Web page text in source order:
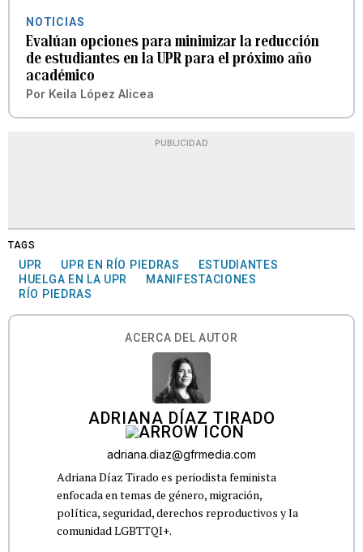
NOTICIAS
Evalúan opciones para minimizar la reducción
de estudiantes en la UPR para el próximo año
académico
Por Keila López Alicea
PUBLICIDAD
TAGS
UPR UPR EN RÍO PIEDRAS
ESTUDIANTES
HUELGA EN LA UPR
MANIFESTACIONES
RÍO PIEDRAS
ACERCA DEL AUTOR
ADRIANA DÍAZ TIRADO
adriana.diaz@gfrmedia.com
Adriana Díaz Tirado es periodista feminista
enfocada en temas de género, migración,
política, seguridad, derechos reproductivos y la
comunidad LGBTTQI+.